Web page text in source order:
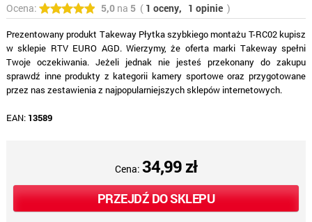
Ocena: 5,0na 5( 1 oceny, 1 opinie )
Prezentowany produkt Takeway Płytka szybkiego montażu T-RC02 kupisz
w sklepie RTV EURO AGD. Wierzymy, że oferta marki Takeway spełni
Twoje oczekiwania. Jeżeli jednak nie jesteś przekonany do zakupu
sprawdź inne produkty z kategorii kamery sportowe oraz przygotowane
przez nas zestawienia z najpopularniejszych sklepów internetowych.
EAN: 13589
Cena: 34,99 zł
PRZEJDŹ DO SKLEPU